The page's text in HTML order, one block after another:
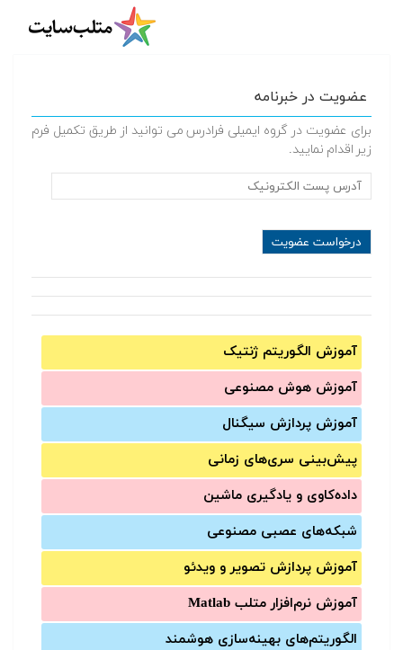
عضویت در خبرنامه
برای عضویت در گروه ایمیلی فرادرس می توانید از طریق تکمیل فرم
زیر اقدام نمایید.
آموزش الگوریتم ژنتیک
آموزش‌ هوش مصنوعی
آموزش‌ پردازش سیگنال
پیش‌‌بینی سری‌‌های زمانی
داده‌کاوی و یادگیری ماشین
شبکه‌های عصبی مصنوعی
آموزش‌ پردازش تصویر و ویدئو
آموزش‌ نرم‌افزار متلب Matlab
الگوریتم‌های بهینه‌سازی هوشمند